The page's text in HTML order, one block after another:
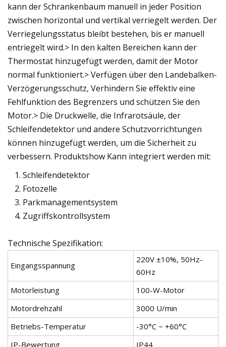
kann der Schrankenbaum manuell in jeder Position
zwischen horizontal und vertikal verriegelt werden. Der
Verriegelungsstatus bleibt bestehen, bis er manuell
entriegelt wird.> In den kalten Bereichen kann der
Thermostat hinzugefügt werden, damit der Motor
normal funktioniert.> Verfügen über den Landebalken-
Verzögerungsschutz, Verhindern Sie effektiv eine
Fehlfunktion des Begrenzers und schützen Sie den
Motor.> Die Druckwelle, die Infrarotsäule, der
Schleifendetektor und andere Schutzvorrichtungen
können hinzugefügt werden, um die Sicherheit zu
verbessern. Produktshow Kann integriert werden mit:
Schleifendetektor
Fotozelle
Parkmanagementsystem
Zugriffskontrollsystem
Technische Spezifikation:
Eingangsspannung
220V ±10%, 50Hz-
60Hz
Motorleistung
100-W-Motor
Motordrehzahl
3000 U/min
Betriebs-Temperatur
-30°C ~ +60°C
IP-Bewertung
IP44